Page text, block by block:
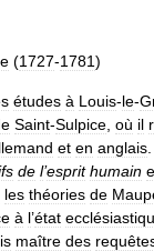
(1727-1781)
études à Louis-le-
Saint-Sulpice où il
et en anglais
de l’esprit humain
les théories de
à l’état
maître des